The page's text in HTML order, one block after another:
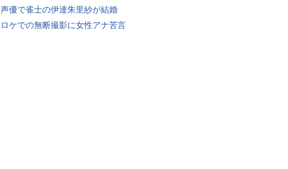
声優で雀士の伊達朱里紗が結婚
ロケでの無断撮影に女性アナ苦言